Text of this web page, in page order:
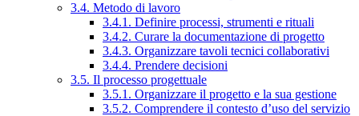
3.4. Metodo di lavoro
3.4.1. Definire processi, strumenti e rituali
3.4.2. Curare la documentazione di progetto
3.4.3. Organizzare tavoli tecnici collaborativi
3.4.4. Prendere decisioni
3.5. Il processo progettuale
3.5.1. Organizzare il progetto e la sua gestione
3.5.2. Comprendere il contesto d’uso del servizio